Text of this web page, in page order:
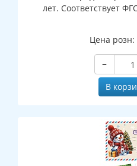
лет. Соответствует
Цена розн:
−
В